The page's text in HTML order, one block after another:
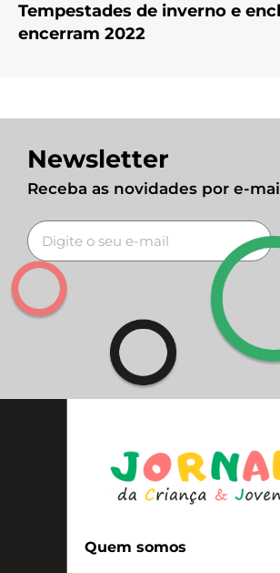
Tempestades de inverno e
encerram 2022
Newsletter
Receba as novidades por e-
Quem somos